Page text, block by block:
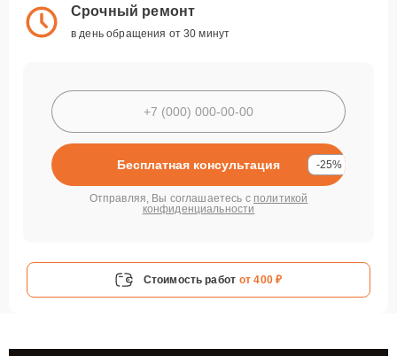
Срочный ремонт
в день обращения от 30 минут
Бесплатная консультация -25%
Отправляя, Вы соглашаетесь с политикой
конфиденциальности
Стоимость работ от 400 ₽